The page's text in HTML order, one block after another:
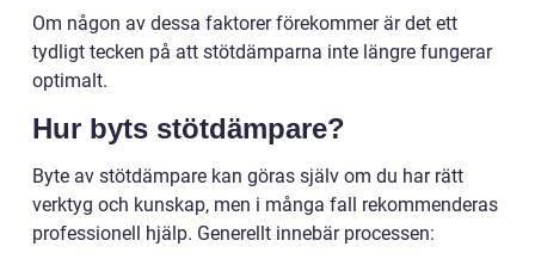
Om någon av dessa faktorer förekommer är det ett
tydligt tecken på att stötdämparna inte längre fungerar
optimalt.
Hur byts stötdämpare?
Byte av stötdämpare kan göras själv om du har rätt
verktyg och kunskap, men i många fall rekommenderas
professionell hjälp. Generellt innebär processen: